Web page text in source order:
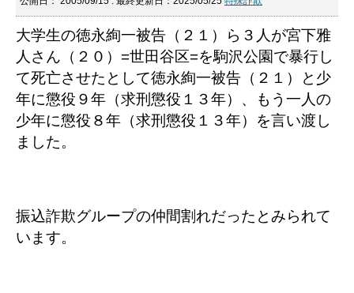
大学生の徳永絢一被告（２１）ら３人が宮下雅
人さん（２０）=世田谷区=を駒沢公園で暴行し
て死亡させたとして徳永絢一被告（２１）と少
年に懲役９年（求刑懲役１３年）、もう一人の
少年に懲役８年（求刑懲役１３年）を言い渡し
ました。
振込詐欺グループの仲間割れだったとみられて
います。